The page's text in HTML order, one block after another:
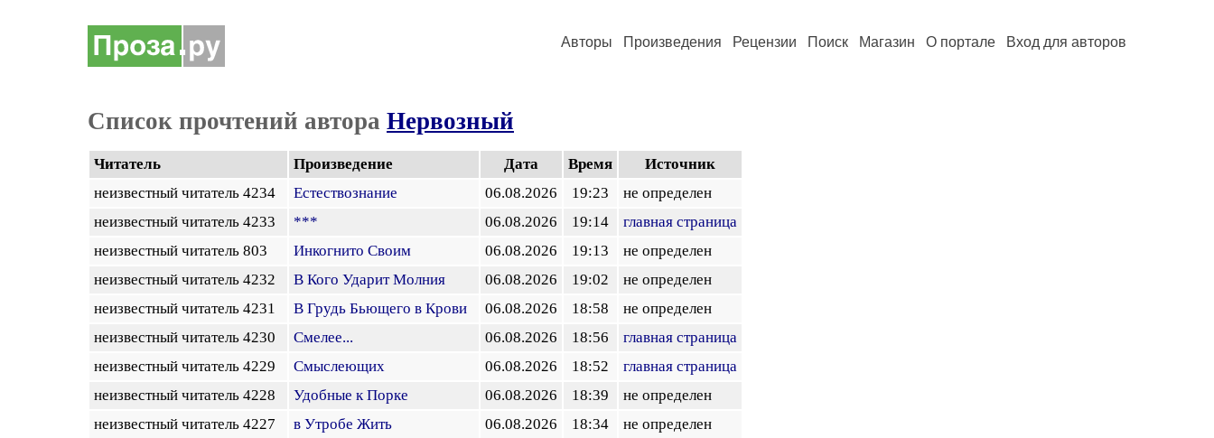
Авторы Произведения Рецензии Поиск Магазин О портале Вход для авторов
Список прочтений автора Нервозный
Читатель Произведение Дата Время
Источник
неизвестный читатель 4234
Естествознание 06.08.2026 19:23
не определен
неизвестный читатель 4233
*** 06.08.2026 19:14
главная страница
неизвестный читатель 803
Инкогнито Своим 06.08.2026 19:13
не определен
неизвестный читатель 4232
В Кого Ударит Молния 06.08.2026 19:02
не определен
неизвестный читатель 4231
В Грудь Бьющего в Крови 06.08.2026 18:58
не определен
неизвестный читатель 4230
Смелее... 06.08.2026 18:56
главная страница
неизвестный читатель 4229
Смыслеющих 06.08.2026 18:52
главная страница
неизвестный читатель 4228
Удобные к Порке 06.08.2026 18:39
не определен
неизвестный читатель 4227
в Утробе Жить 06.08.2026 18:34
не определен